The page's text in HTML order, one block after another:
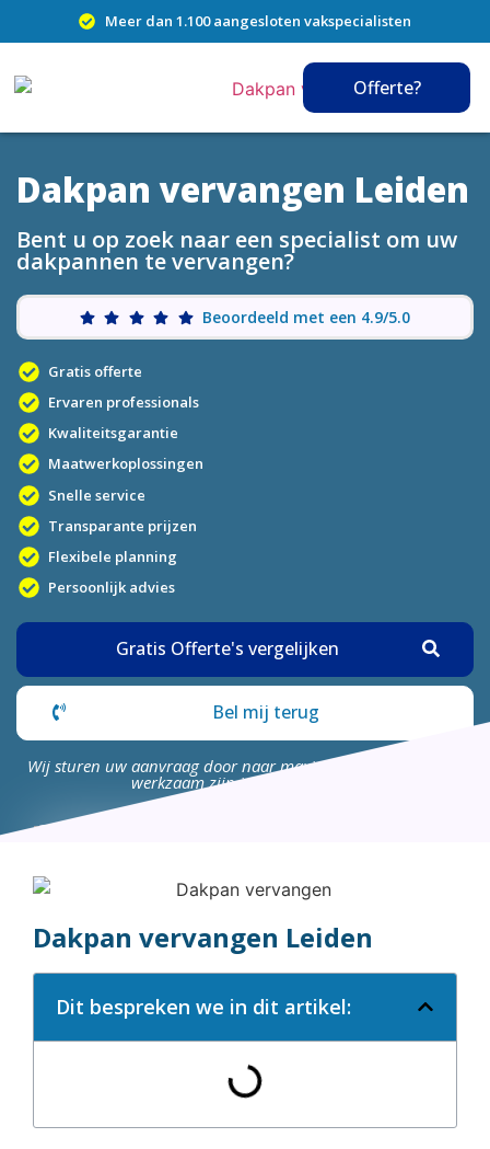
Meer dan 1.100 aangesloten vakspecialisten
Offerte?
Dakpan vervangen Leiden
Bent u op zoek naar een specialist om uw
dakpannen te vervangen?
Beoordeeld met een 4.9/5.0
Gratis offerte
Ervaren professionals
Kwaliteitsgarantie
Maatwerkoplossingen
Snelle service
Transparante prijzen
Flexibele planning
Persoonlijk advies
Gratis Offerte's vergelijken
Bel mij terug
Wij sturen uw aanvraag door naar maximaal 4 bedrijven die
werkzaam zijn in uw omgeving.
Dakpan vervangen Leiden
Dit bespreken we in dit artikel: